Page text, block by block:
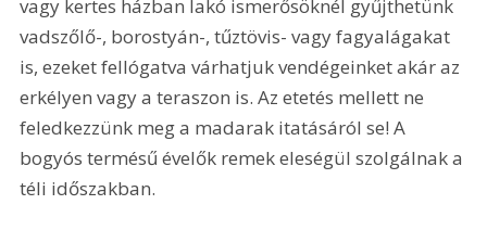
vagy kertes házban lakó ismerősöknél gyűjthetünk
vadszőlő-, borostyán-, tűztövis- vagy fagyalágakat
is, ezeket fellógatva várhatjuk vendégeinket akár az
erkélyen vagy a teraszon is. Az etetés mellett ne
feledkezzünk meg a madarak itatásáról se! A
bogyós termésű évelők remek eleségül szolgálnak a
téli időszakban.